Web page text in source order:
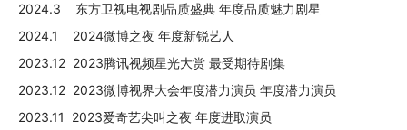
2024.3 东方卫视电视剧品质盛典 年度品质魅力剧星
2024.1 2024微博之夜 年度新锐艺人
2023.12 2023腾讯视频星光大赏 最受期待剧集
2023.12 2023微博视界大会年度潜力演员 年度潜力演员
2023.11 2023爱奇艺尖叫之夜 年度进取演员